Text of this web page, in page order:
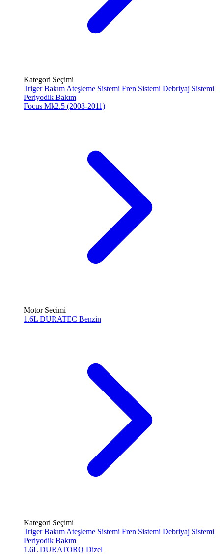
Kategori Seçimi
Triger Bakım Ateşleme Sistemi Fren Sistemi Debriyaj Sistemi
Periyodik Bakım
Focus Mk2.5 (2008-2011)
Motor Seçimi
1.6L DURATEC Benzin
Kategori Seçimi
Triger Bakım Ateşleme Sistemi Fren Sistemi Debriyaj Sistemi
Periyodik Bakım
1.6L DURATORQ Dizel